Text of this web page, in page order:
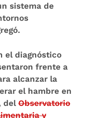
sistema de
el diagnóstico
frente a
alcanzar la
el hambre en
delObservatorio
y